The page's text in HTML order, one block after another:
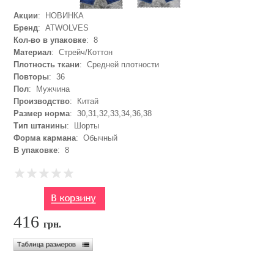
Акции: НОВИНКА
Бренд: ATWOLVES
Кол-во в упаковке: 8
Материал: Стрейч/Коттон
Плотность ткани: Средней плотности
Повторы: 36
Пол: Мужчина
Производство: Китай
Размер норма: 30,31,32,33,34,36,38
Тип штанины: Шорты
Форма кармана: Обычный
В упаковке: 8
416грн.